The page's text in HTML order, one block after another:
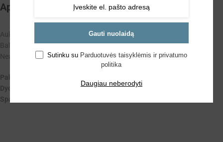
Aprašymas
Aukso spalvos balionas skaičius6 100cm. 1 vnt.
Balionas yra su šiaudeliu, kad būtų lengva pripūsti.
Neatsiejama kiekvieno gimtadienio ar renginio dalis.
Pakuotėje
Dydis
Spalva
Gauti nuolaidą
Sutinku su Parduotuvės taisyklėmis ir privatumo
politika
Daugiau neberodyti